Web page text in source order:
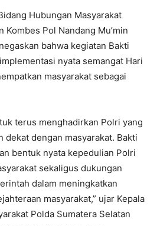
Hubungan Masyarakat
Kombes Pol Nandang Mu’min
bahwa kegiatan Bakti
nyata semangat Hari
masyarakat sebagai
terus menghadirkan Polri yang
dekat dengan masyarakat. Bakti
bentuk nyata kepedulian Polri
sekaligus dukungan
dalam meningkatkan
masyarakat,” ujar Kepala
Polda Sumatera Selatan